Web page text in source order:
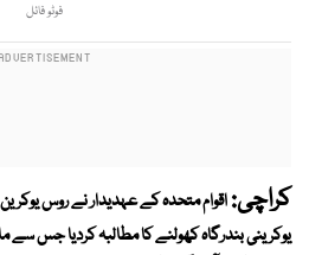
فوٹو فائل
کراچی:اقوام متحدہ کے عہدیدار نے روس